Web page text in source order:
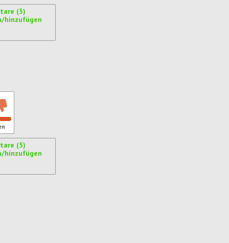
(3)
hinzufügen
(5)
hinzufügen